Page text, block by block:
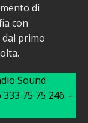
di
con
dal primo
Sound
75 75 246 –